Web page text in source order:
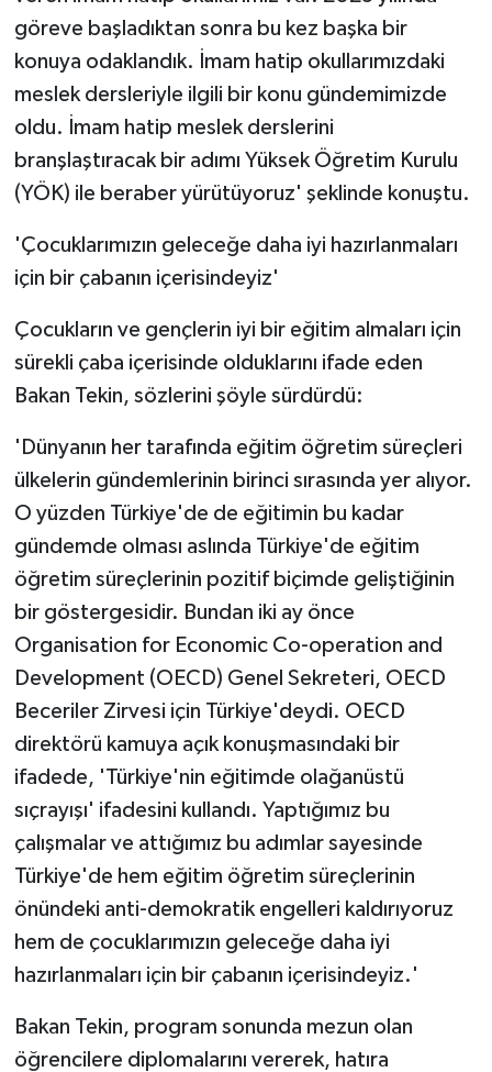
göreve başladıktan sonra bu kez başka bir
konuya odaklandık. İmam hatip okullarımızdaki
meslek dersleriyle ilgili bir konu gündemimizde
oldu. İmam hatip meslek derslerini
branşlaştıracak bir adımı Yüksek Öğretim Kurulu
(YÖK) ile beraber yürütüyoruz' şeklinde konuştu.
'Çocuklarımızın geleceğe daha iyi hazırlanmaları
için bir çabanın içerisindeyiz'
Çocukların ve gençlerin iyi bir eğitim almaları için
sürekli çaba içerisinde olduklarını ifade eden
Bakan Tekin, sözlerini şöyle sürdürdü:
'Dünyanın her tarafında eğitim öğretim süreçleri
ülkelerin gündemlerinin birinci sırasında yer alıyor.
O yüzden Türkiye'de de eğitimin bu kadar
gündemde olması aslında Türkiye'de eğitim
öğretim süreçlerinin pozitif biçimde geliştiğinin
bir göstergesidir. Bundan iki ay önce
Organisation for Economic Co-operation and
Development (OECD) Genel Sekreteri, OECD
Beceriler Zirvesi için Türkiye'deydi. OECD
direktörü kamuya açık konuşmasındaki bir
ifadede, 'Türkiye'nin eğitimde olağanüstü
sıçrayışı' ifadesini kullandı. Yaptığımız bu
çalışmalar ve attığımız bu adımlar sayesinde
Türkiye'de hem eğitim öğretim süreçlerinin
önündeki anti-demokratik engelleri kaldırıyoruz
hem de çocuklarımızın geleceğe daha iyi
hazırlanmaları için bir çabanın içerisindeyiz.'
Bakan Tekin, program sonunda mezun olan
öğrencilere diplomalarını vererek, hatıra